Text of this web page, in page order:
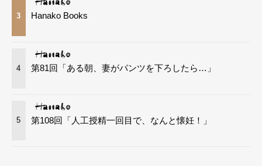
3 Hanako Books
4 第81回「ある朝、妻がパンツを下ろしたら…」
5 第108回「人工授精一回目で、なんと懐妊！」